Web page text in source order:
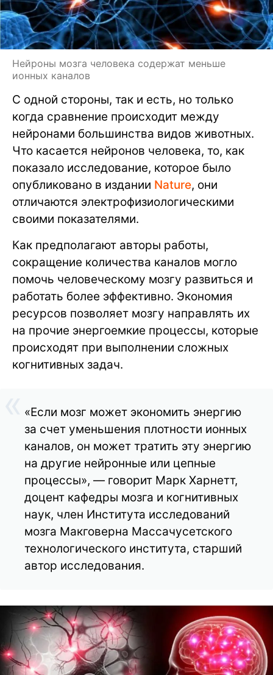
Нейроны мозга человека содержат меньше
ионных каналов
С одной стороны, так и есть, но только
когда сравнение происходит между
нейронами большинства видов животных.
Что касается нейронов человека, то, как
показало исследование, которое было
опубликовано в издании Nature, они
отличаются электрофизиологическими
своими показателями.
Как предполагают авторы работы,
сокращение количества каналов могло
помочь человеческому мозгу развиться и
работать более эффективно. Экономия
ресурсов позволяет мозгу направлять их
на прочие энергоемкие процессы, которые
происходят при выполнении сложных
когнитивных задач.
«Если мозг может экономить энергию
за счет уменьшения плотности ионных
каналов, он может тратить эту энергию
на другие нейронные или цепные
процессы», — говорит Марк Харнетт,
доцент кафедры мозга и когнитивных
наук, член Института исследований
мозга Макговерна Массачусетского
технологического института, старший
автор исследования.